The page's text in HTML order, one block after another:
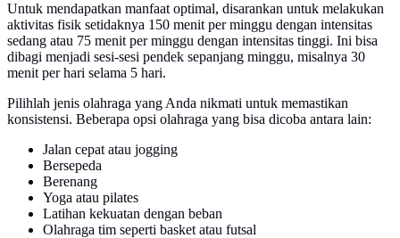
Untuk mendapatkan manfaat optimal, disarankan untuk melakukan
aktivitas fisik setidaknya 150 menit per minggu dengan intensitas
sedang atau 75 menit per minggu dengan intensitas tinggi. Ini bisa
dibagi menjadi sesi-sesi pendek sepanjang minggu, misalnya 30
menit per hari selama 5 hari.
Pilihlah jenis olahraga yang Anda nikmati untuk memastikan
konsistensi. Beberapa opsi olahraga yang bisa dicoba antara lain:
Jalan cepat atau jogging
Bersepeda
Berenang
Yoga atau pilates
Latihan kekuatan dengan beban
Olahraga tim seperti basket atau futsal